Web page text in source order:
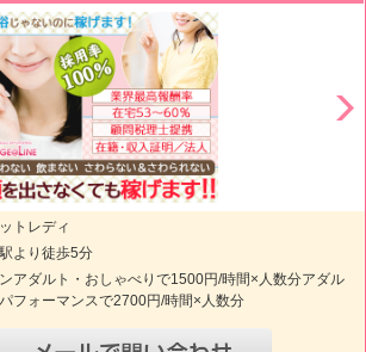
トレディ
より徒歩5分
アダルト・おしゃべりで1500円/時間×人数分アダル
パフォーマンスで2700円/時間×人数分